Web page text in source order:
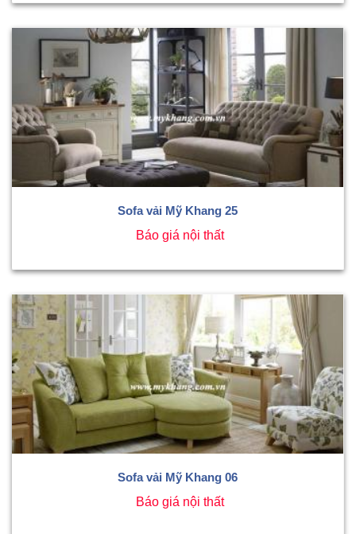
Sofa vải Mỹ Khang 25
Báo giá nội thất
Sofa vải Mỹ Khang 06
Báo giá nội thất